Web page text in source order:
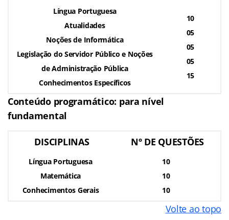
Língua Portuguesa
Atualidades
Noções de Informática
Legislação do Servidor Público e Noções
de Administração Pública
Conhecimentos Específicos
10
05
05
05
15
Conteúdo programático: para nível
fundamental
DISCIPLINAS Nº DE QUESTÕES
Língua Portuguesa
Matemática
Conhecimentos Gerais
10
10
10
Volte ao topo